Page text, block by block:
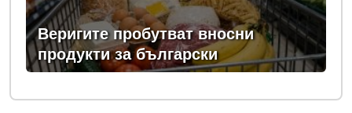
Веригите пробутват вносни
продукти за български